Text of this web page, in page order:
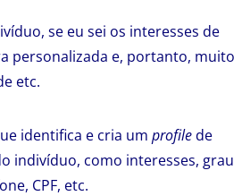
se eu sei os interesses de
personalizada e, portanto, muito
etc.
identifica e cria um profilede
indivíduo, como interesses, grau
CPF, etc.